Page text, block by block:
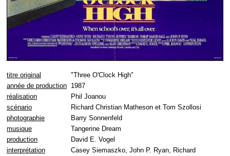
titre original
"Three O'Clock High"
année de production 1987
réalisation
Phil Joanou
scénario
Richard Christian Matheson et Tom Szollosi
photographie
Barry Sonnenfeld
musique
Tangerine Dream
production
David E. Vogel
interprétation
Casey Siemaszko, John P. Ryan, Richard